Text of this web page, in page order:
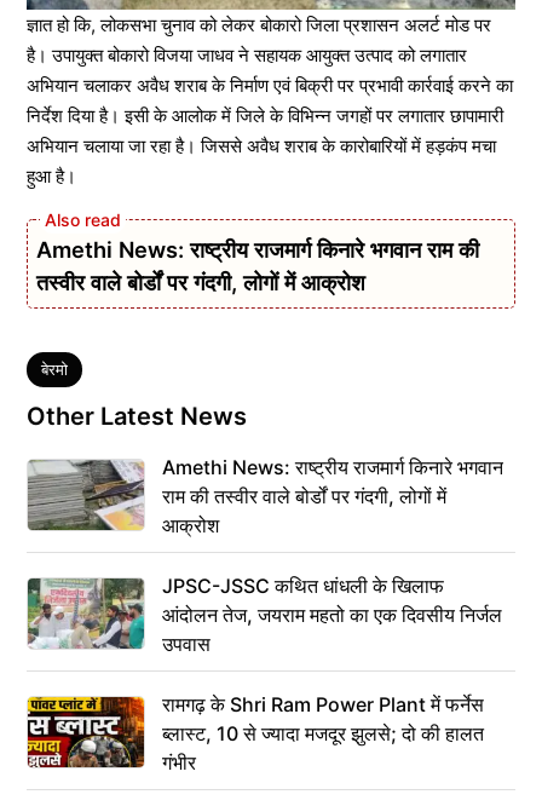
ज्ञात हो कि, लोकसभा चुनाव को लेकर बोकारो जिला प्रशासन अलर्ट मोड पर
है। उपायुक्त बोकारो विजया जाधव ने सहायक आयुक्त उत्पाद को लगातार
अभियान चलाकर अवैध शराब के निर्माण एवं बिक्री पर प्रभावी कार्रवाई करने का
निर्देश दिया है। इसी के आलोक में जिले के विभिन्न जगहों पर लगातार छापामारी
अभियान चलाया जा रहा है। जिससे अवैध शराब के कारोबारियों में हड़कंप मचा
हुआ है।
Amethi News: राष्ट्रीय राजमार्ग किनारे भगवान राम की
तस्वीर वाले बोर्डों पर गंदगी, लोगों में आक्रोश
Tags
बेरमो
Other Latest News
Amethi News: राष्ट्रीय राजमार्ग किनारे भगवान
राम की तस्वीर वाले बोर्डों पर गंदगी, लोगों में
आक्रोश
JPSC-JSSC कथित धांधली के खिलाफ
आंदोलन तेज, जयराम महतो का एक दिवसीय निर्जल
उपवास
रामगढ़ के Shri Ram Power Plant में फर्नेस
ब्लास्ट, 10 से ज्यादा मजदूर झुलसे; दो की हालत
गंभीर